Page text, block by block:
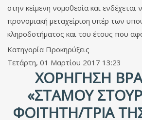
στην κείμενη νομοθεσία και ενδέχεται
προνομιακή μεταχείριση υπέρ των
κληροδοτήματος και του έτους που
Κατηγορία Προκηρύξεις
Τετάρτη, 01 Μαρτίου 2017 13:23
ΧΟΡΉΓΗΣΗ
«ΣΤΆΜΟΥ
ΦΟΙΤΗΤΉ/ΤΡΙΑ